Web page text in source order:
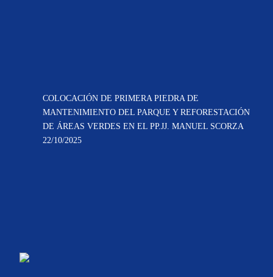
COLOCACIÓN DE PRIMERA PIEDRA DE
MANTENIMIENTO DEL PARQUE Y REFORESTACIÓN
DE ÁREAS VERDES EN EL PP.JJ. MANUEL SCORZA
22/10/2025